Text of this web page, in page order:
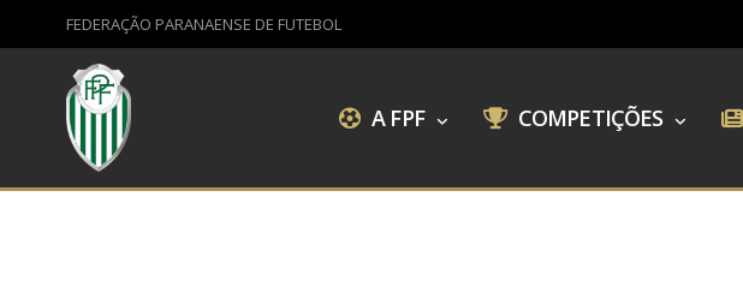
FEDERAÇÃO PARANAENSE DE FUTEBOL
A FPF COMPETIÇÕES